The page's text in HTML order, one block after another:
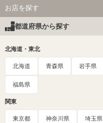
お店を探す
都道府県から探す
北海道・東北
北海道 青森県 岩手県
福島県
関東
東京都 神奈川県 埼玉県